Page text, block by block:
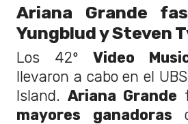
Ariana Grande
Yungblud y Steven
Los 42º Video
llevaron a cabo en el
Island. Ariana Grande
mayores ganadoras